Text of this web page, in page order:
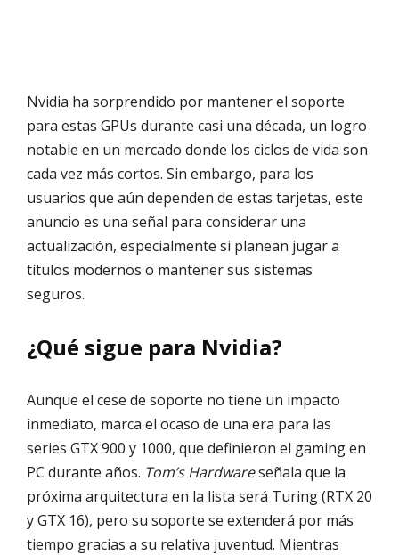
Nvidia ha sorprendido por mantener el soporte
para estas GPUs durante casi una década, un logro
notable en un mercado donde los ciclos de vida son
cada vez más cortos. Sin embargo, para los
usuarios que aún dependen de estas tarjetas, este
anuncio es una señal para considerar una
actualización, especialmente si planean jugar a
títulos modernos o mantener sus sistemas
seguros.
¿Qué sigue para Nvidia?
Aunque el cese de soporte no tiene un impacto
inmediato, marca el ocaso de una era para las
series GTX 900 y 1000, que definieron el gaming en
PC durante años. Tom’s Hardwareseñala que la
próxima arquitectura en la lista será Turing (RTX 20
y GTX 16), pero su soporte se extenderá por más
tiempo gracias a su relativa juventud. Mientras